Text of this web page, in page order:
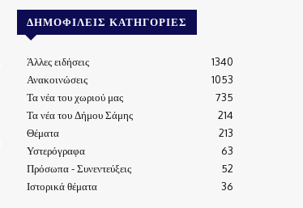
ΔΗΜΟΦΙΛΕΊΣ ΚΑΤΗΓΟΡΊΕΣ
Άλλες ειδήσεις
1340
Ανακοινώσεις
1053
Τα νέα του χωριού μας
735
Τα νέα του Δήμου Σάμης
214
Θέματα
213
Υστερόγραφα
63
Πρόσωπα - Συνεντεύξεις
52
Ιστορικά θέματα
36